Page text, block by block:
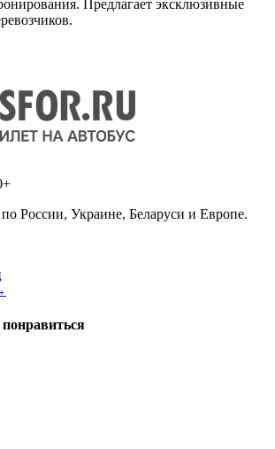
Предлагает эксклюзивные
России, Украине, Беларуси и Европе.